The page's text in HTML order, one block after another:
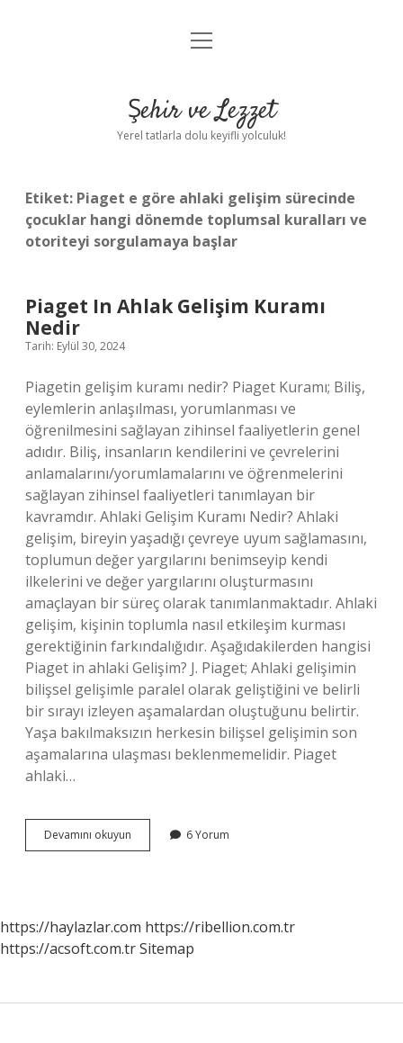
Anasayfa
Yasal Uyarı
menüyü
Şehir ve Lezzet
Yerel tatlarla dolu keyifli yolculuk!
Etiket: Piaget e göre ahlaki gelişim sürecinde
çocuklar hangi dönemde toplumsal kuralları ve
otoriteyi sorgulamaya başlar
Piaget In Ahlak Gelişim Kuramı
Nedir
Tarih: Eylül 30, 2024
Piagetin gelişim kuramı nedir? Piaget Kuramı; Biliş,
eylemlerin anlaşılması, yorumlanması ve
öğrenilmesini sağlayan zihinsel faaliyetlerin genel
adıdır. Biliş, insanların kendilerini ve çevrelerini
anlamalarını/yorumlamalarını ve öğrenmelerini
sağlayan zihinsel faaliyetleri tanımlayan bir
kavramdır. Ahlaki Gelişim Kuramı Nedir? Ahlaki
gelişim, bireyin yaşadığı çevreye uyum sağlamasını,
toplumun değer yargılarını benimseyip kendi
ilkelerini ve değer yargılarını oluşturmasını
amaçlayan bir süreç olarak tanımlanmaktadır. Ahlaki
gelişim, kişinin toplumla nasıl etkileşim kurması
gerektiğinin farkındalığıdır. Aşağıdakilerden hangisi
Piaget in ahlaki Gelişim? J. Piaget; Ahlaki gelişimin
bilişsel gelişimle paralel olarak geliştiğini ve belirli
bir sırayı izleyen aşamalardan oluştuğunu belirtir.
Yaşa bakılmaksızın herkesin bilişsel gelişimin son
aşamalarına ulaşması beklenmemelidir. Piaget
ahlaki…
Devamını okuyun
In
6 Yorum
https://haylazlar.com https://ribellion.com.tr
https://acsoft.com.trSitemap